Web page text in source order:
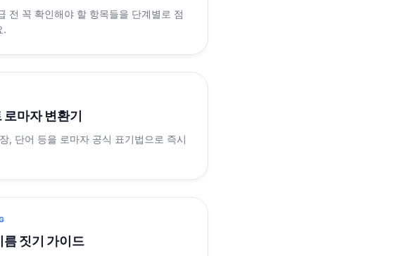
전 꼭 확인해야 할 항목들을 단계별로 점
.
로마자 변환기
, 단어 등을 로마자 공식 표기법으로 즉시
름 짓기 가이드